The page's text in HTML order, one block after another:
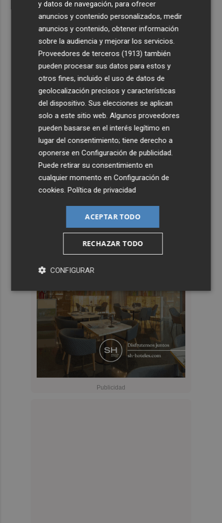
y datos de navegación, para ofrecer
anuncios y contenido personalizados, medir
anuncios y contenido, obtener información
sobre la audiencia y mejorar los servicios.
Proveedores de terceros (1913) también
pueden procesar sus datos para estos y
otros fines, incluido el uso de datos de
geolocalización precisos y características
del dispositivo. Sus elecciones se aplican
solo a este sitio web. Algunos proveedores
pueden basarse en el interés legítimo en
lugar del consentimiento; tiene derecho a
oponerse enConfiguración de publicidad
Puede retirar su consentimiento en
cualquier momento enConfiguración de
cookies .Política de privacidad
ACEPTAR TODO
RECHAZAR TODO
CONFIGURAR